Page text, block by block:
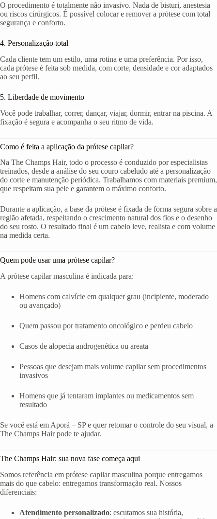
O procedimento é totalmente não invasivo. Nada de bisturi, anestesia
ou riscos cirúrgicos. É possível colocar e remover a prótese com total
segurança e conforto.
4. Personalização total
Cada cliente tem um estilo, uma rotina e uma preferência. Por isso,
cada prótese é feita sob medida, com corte, densidade e cor adaptados
ao seu perfil.
5. Liberdade de movimento
Você pode trabalhar, correr, dançar, viajar, dormir, entrar na piscina. A
fixação é segura e acompanha o seu ritmo de vida.
Como é feita a aplicação da prótese capilar?
Na The Champs Hair, todo o processo é conduzido por especialistas
treinados, desde a análise do seu couro cabeludo até a personalização
do corte e manutenção periódica. Trabalhamos com materiais premium,
que respeitam sua pele e garantem o máximo conforto.
Durante a aplicação, a base da prótese é fixada de forma segura sobre a
região afetada, respeitando o crescimento natural dos fios e o desenho
do seu rosto. O resultado final é um cabelo leve, realista e com volume
na medida certa.
Quem pode usar uma prótese capilar?
A prótese capilar masculina é indicada para:
Homens com calvície em qualquer grau (incipiente, moderado
ou avançado)
Quem passou por tratamento oncológico e perdeu cabelo
Casos de alopecia androgenética ou areata
Pessoas que desejam mais volume capilar sem procedimentos
invasivos
Homens que já tentaram implantes ou medicamentos sem
resultado
Se você está em Aporá – SP e quer retomar o controle do seu visual, a
The Champs Hair pode te ajudar.
The Champs Hair: sua nova fase começa aqui
Somos referência em prótese capilar masculina porque entregamos
mais do que cabelo: entregamos transformação real. Nossos
diferenciais:
Atendimento personalizado: escutamos sua história,